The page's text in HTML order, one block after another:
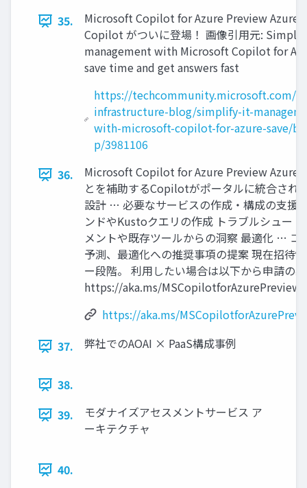
35.
Microsoft Copilot for Azure Preview Azure
Copilot がついに登場！ 画像引用元:
management with Microsoft Copilot for
save time and get answers fast
https://techcommunity.microsoft.com/
infrastructure-blog/simplify-it-
with-microsoft-copilot-for-azure-save/
p/3981106
36.
Microsoft Copilot for Azure Preview Azure
とを補助するCopilotがポータルに統合される
設計 … 必要なサービスの作成・構成の支援
ンドやKustoクエリの作成 トラブルシュー
メントや既存ツールからの洞察 最適化 … コ
予測、最適化への推奨事項の提案 現在招待
ー段階。 利用したい場合は以下から申請の
https://aka.ms/
https://aka.ms/
37.
弊社でのAOAI × PaaS構成事例
38.
39.
モダナイズアセスメントサービス ア
ーキテクチャ
40.